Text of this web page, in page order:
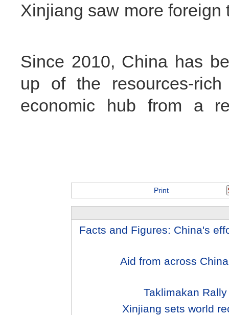
Xinjiang saw more
Since 2010, China has
up of the resources-
economic hub from a
Print
Facts and Figures: China's
Aid from across
Xinjiang sets world